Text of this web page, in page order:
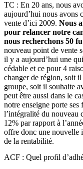
TC : En 20 ans, nous
aujourd’hui nous avons
vente d’ici 2009. Nous
pour relancer notre
nous recherchons 50
nouveau point de vente
il y a aujourd’hui une
cédable et ce pour 4
changer de région, soit il
groupe, soit il souhaite
peut être aussi dans le
notre enseigne porte
l’intégralité du nouveau
12% par rapport à
offre donc une nouvelle
de la rentabilité.
ACF : Quel profil